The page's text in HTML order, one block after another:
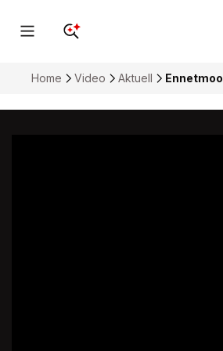
Home Video Aktuell